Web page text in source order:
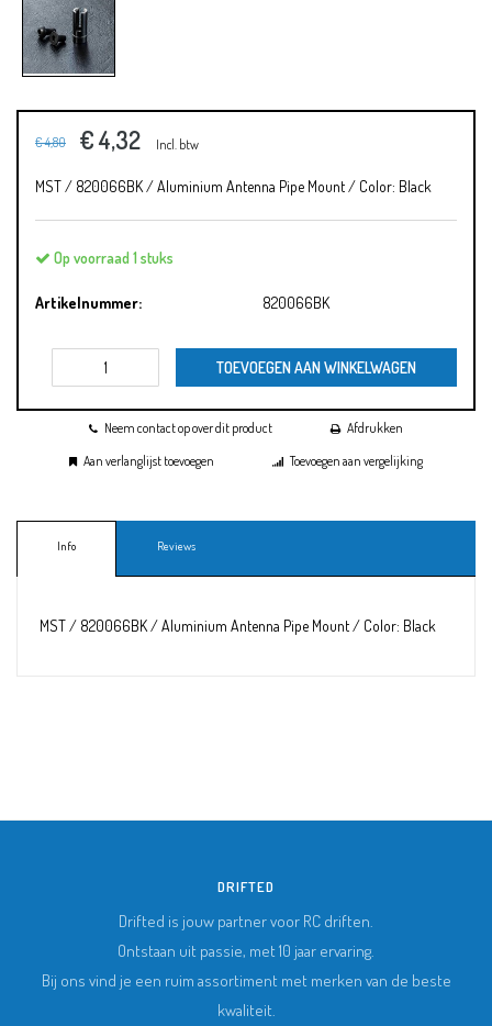
€ 4,80 € 4,32 Incl. btw
MST / 820066BK / Aluminium Antenna Pipe Mount / Color: Black
Op voorraad 1 stuks
Artikelnummer: 820066BK
TOEVOEGEN AAN WINKELWAGEN
Neem contact op over dit product
Afdrukken
Aan verlanglijst toevoegen
Toevoegen aan vergelijking
Info Reviews
MST / 820066BK / Aluminium Antenna Pipe Mount / Color: Black
DRIFTED
Drifted is jouw partner voor RC driften.
Ontstaan uit passie, met 10 jaar ervaring.
Bij ons vind je een ruim assortiment met merken van de beste
kwaliteit.